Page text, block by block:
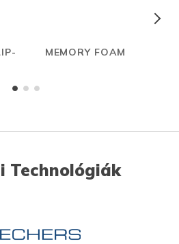
MEMORY FOAM
Technológiák